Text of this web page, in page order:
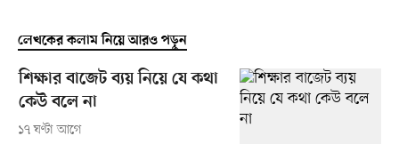
লেখকের কলাম নিয়ে আরও পড়ুন
শিক্ষার বাজেট ব্যয় নিয়ে যে কথা
কেউ বলে না
১৭ ঘণ্টা আগে